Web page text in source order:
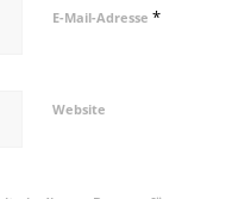
E-Mail-Adresse *
Website